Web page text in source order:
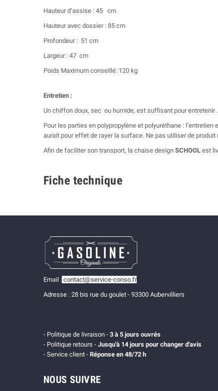
Hauteur d’assise : 45 cm
Hauteur avec dossier : 85 cm
Profondeur : 51 cm
Largeur : 47 cm
Poids Maximum conseillé: 120 kg
Entretien :
Un chiffon doux, sec ou humide, est suffisant pour entretenir .
Pour les parties en polypropylène et polyuréthane :
aurait pour effet de rayer la surface. Ne pas utiliser de
Afin de faciliter son transport, la chaise design SCHOOL est
Fiche technique
Email : contact@service-conso.fr
Adresse : 28 bis rue du goulet - 93300 Aubervilliers
- Politique de livraison - 3 à 5 jours ouvrés
- Politique retours - Jusqu'à 14 jours pour changer d'avis
- Service client - Réponse en 48/72 h
NOUS SUIVRE